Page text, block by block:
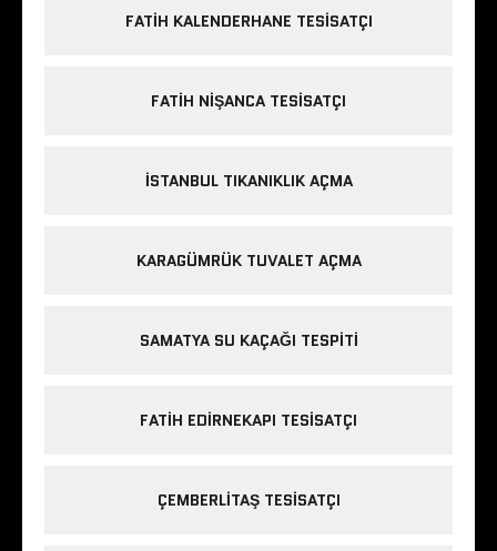
FATIH KALENDERHANE TESISATÇI
FATIH NIŞANCA TESISATÇI
ISTANBUL TIKANIKLIK AÇMA
KARAGÜMRÜK TUVALET AÇMA
SAMATYA SU KAÇAĞI TESPITI
FATIH EDIRNEKAPI TESISATÇI
ÇEMBERLITAŞ TESISATÇI